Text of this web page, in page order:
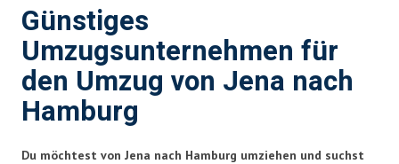
Günstiges
Umzugsunternehmen für
den Umzug von Jena nach
Hamburg
Du möchtest von Jena nach Hamburg umziehen und suchst